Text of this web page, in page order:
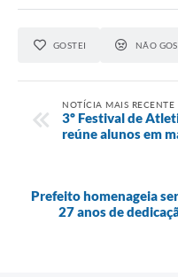
GOSTEI NÃO
NOTÍCIA MAIS RECENTE
3º Festival de
reúne alunos em
Prefeito homenageia
27 anos de